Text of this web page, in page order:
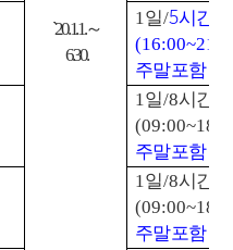
`20. 1. 1.～
6. 30.
1일/5시간
주말포함 주
1일/8시간
주말포함 주
1일/8시간
주말포함 주